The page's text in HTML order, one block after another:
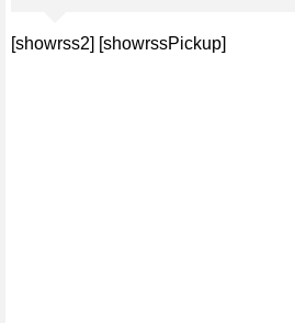
[showrss2] [showrssPickup]